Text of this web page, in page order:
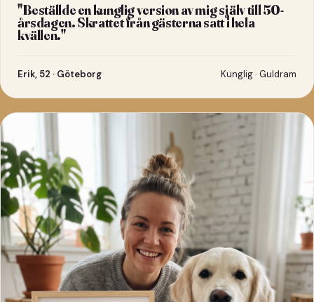
"Beställde en kunglig version av mig själv till 50-
årsdagen. Skrattet från gästerna satt i hela
kvällen."
Erik, 52 · Göteborg Kunglig · Guldram